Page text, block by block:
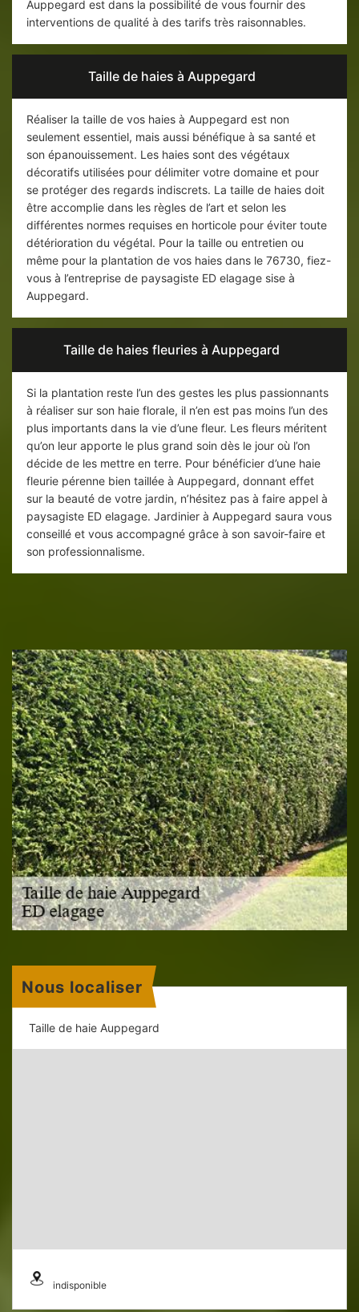
Auppegard est dans la possibilité de vous fournir des
interventions de qualité à des tarifs très raisonnables.
Taille de haies à Auppegard
Réaliser la taille de vos haies à Auppegard est non
seulement essentiel, mais aussi bénéfique à sa santé et
son épanouissement. Les haies sont des végétaux
décoratifs utilisées pour délimiter votre domaine et pour
se protéger des regards indiscrets. La taille de haies doit
être accomplie dans les règles de l’art et selon les
différentes normes requises en horticole pour éviter toute
détérioration du végétal. Pour la taille ou entretien ou
même pour la plantation de vos haies dans le 76730, fiez-
vous à l’entreprise de paysagiste ED elagage sise à
Auppegard.
Taille de haies fleuries à Auppegard
Si la plantation reste l’un des gestes les plus passionnants
à réaliser sur son haie florale, il n’en est pas moins l’un des
plus importants dans la vie d’une fleur. Les fleurs méritent
qu’on leur apporte le plus grand soin dès le jour où l’on
décide de les mettre en terre. Pour bénéficier d’une haie
fleurie pérenne bien taillée à Auppegard, donnant effet
sur la beauté de votre jardin, n’hésitez pas à faire appel à
paysagiste ED elagage. Jardinier à Auppegard saura vous
conseillé et vous accompagné grâce à son savoir-faire et
son professionnalisme.
Nous localiser
Taille de haie Auppegard
indisponible